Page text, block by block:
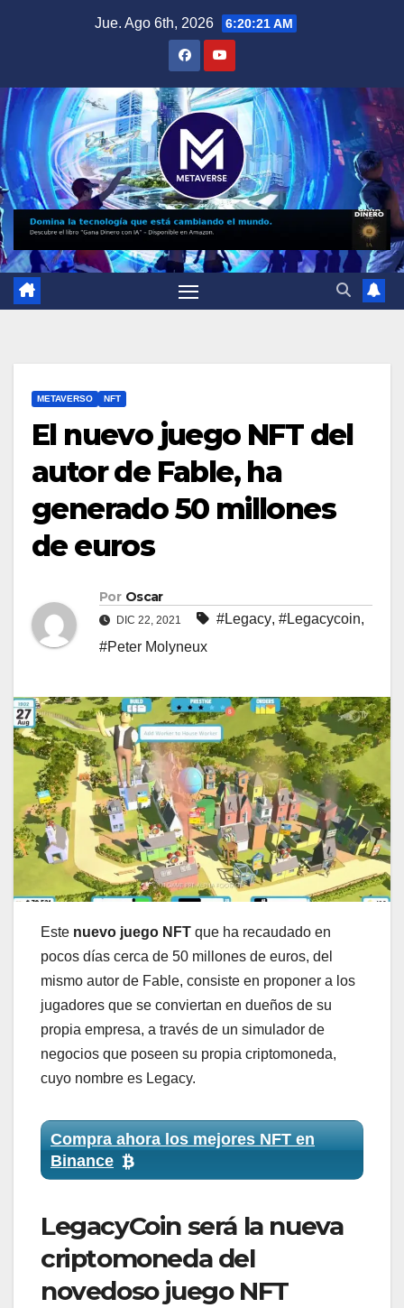
Jue. Ago 6th, 2026 6:20:22 AM
METAVERSO NFT
El nuevo juego NFT del
autor de Fable, ha
generado 50 millones
de euros
Por Oscar
DIC 22, 2021 #Legacy, #Legacycoin,
#Peter Molyneux
Este nuevo juego NFT que ha recaudado en
pocos días cerca de 50 millones de euros, del
mismo autor de Fable, consiste en proponer a los
jugadores que se conviertan en dueños de su
propia empresa, a través de un simulador de
negocios que poseen su propia criptomoneda,
cuyo nombre es Legacy.
Compra ahora los mejores NFT en
Binance
LegacyCoin será la nueva
criptomoneda del
novedoso juego NFT